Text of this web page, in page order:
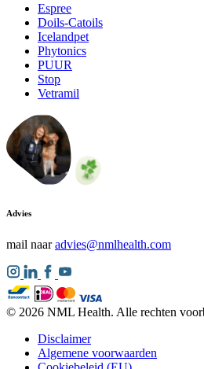
Espree
Doils-Catoils
Icelandpet
Phytonics
PUUR
Stop
Vetramil
Advies
mail naaradvies@nmlhealth.com
© 2026 NML Health. Alle rechten
Disclaimer
Algemene voorwaarden